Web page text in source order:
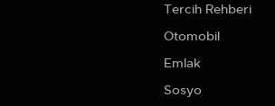
Tercih Rehberi
Otomobil
Emlak
Sosyo